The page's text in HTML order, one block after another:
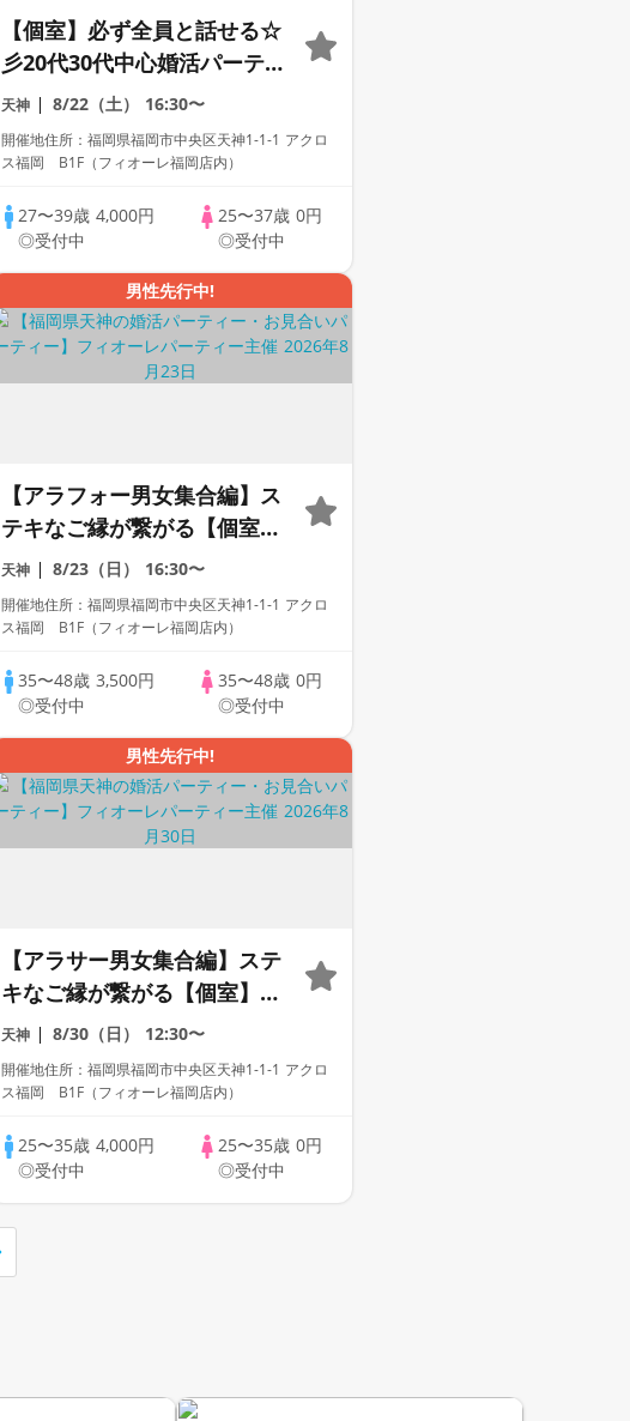
【個室】必ず全員と話せる☆
彡20代30代中心婚活パーティ
ー～真剣な出会い～
天神 8/22（土） 16:30〜
開催地住所：福岡県福岡市中央区天神1-1-1 アクロ
ス福岡 B1F（フィオーレ福岡店内）
27〜39歳4,000円
◎受付中
25〜37歳 0円
◎受付中
男性先行中!
【アラフォー男女集合編】ス
テキなご縁が繋がる【個室】
婚活パーティー～真剣な出会
い～
天神 8/23（日） 16:30〜
開催地住所：福岡県福岡市中央区天神1-1-1 アクロ
ス福岡 B1F（フィオーレ福岡店内）
35〜48歳3,500円
◎受付中
35〜48歳 0円
◎受付中
男性先行中!
【アラサー男女集合編】ステ
キなご縁が繋がる【個室】婚
活パーティー～真剣な出会い
～
天神 8/30（日） 12:30〜
開催地住所：福岡県福岡市中央区天神1-1-1 アクロ
ス福岡 B1F（フィオーレ福岡店内）
25〜35歳4,000円
◎受付中
25〜35歳 0円
◎受付中